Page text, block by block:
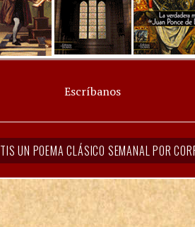
Escríbanos
UN POEMA CLÁSICO SEMANAL POR